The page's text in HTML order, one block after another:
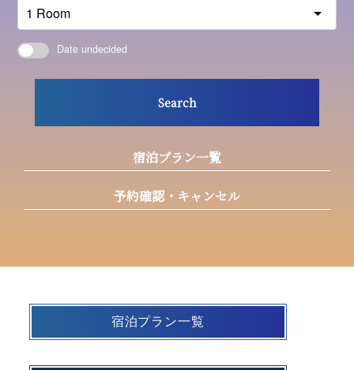
Search
Date undecided
宿泊プラン一覧
予約確認・キャンセル
宿泊プラン一覧